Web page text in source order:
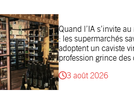
Quand l’IA s’invite
: les supermarchés
adoptent un caviste
profession grince des
3 août 2026